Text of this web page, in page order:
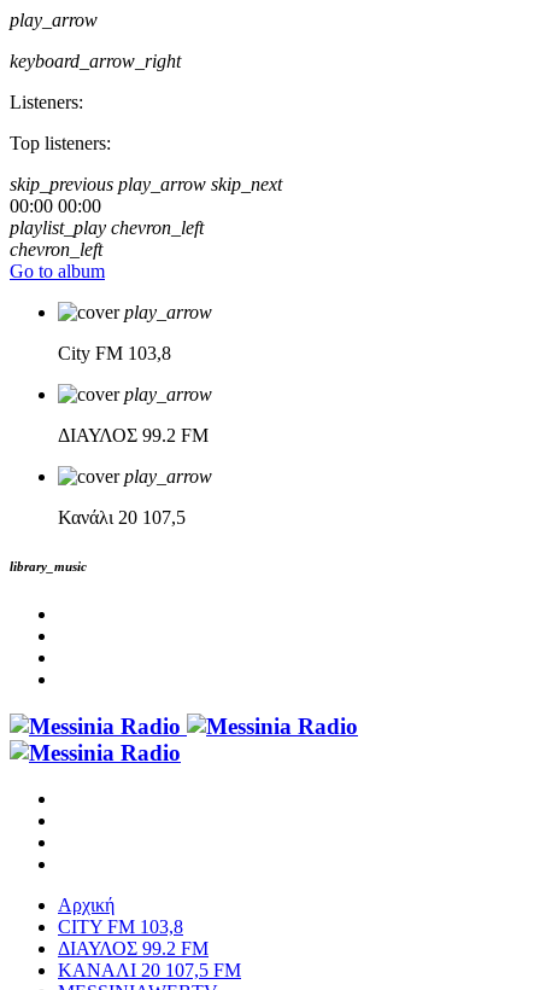
play_arrow
keyboard_arrow_right
Listeners:
Top listeners:
skip_previous play_arrow skip_next
00:00 00:00
playlist_play chevron_left
chevron_left
Go to album
play_arrow
City FM 103,8
play_arrow
ΔΙΑΥΛΟΣ 99.2 FM
play_arrow
Κανάλι 20 107,5
library_music
Αρχική
CITY FM 103,8
ΔΙΑΥΛΟΣ 99.2 FM
ΚΑΝΑΛΙ 20 107,5 FM